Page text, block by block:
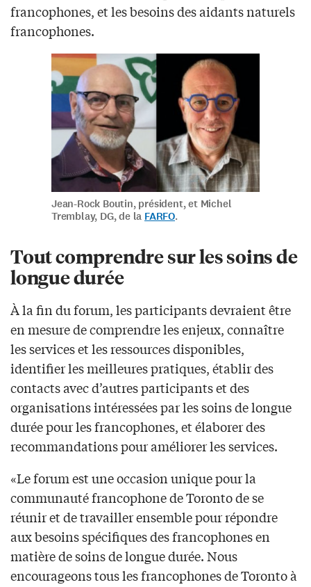
francophones, et les besoins des aidants naturels
francophones.
Jean-Rock Boutin, président, et Michel
Tremblay, DG, de la FARFO.
Tout comprendre sur les soins de
longue durée
À la fin du forum, les participants devraient être
en mesure de comprendre les enjeux, connaître
les services et les ressources disponibles,
identifier les meilleures pratiques, établir des
contacts avec d’autres participants et des
organisations intéressées par les soins de longue
durée pour les francophones, et élaborer des
recommandations pour améliorer les services.
«Le forum est une occasion unique pour la
communauté francophone de Toronto de se
réunir et de travailler ensemble pour répondre
aux besoins spécifiques des francophones en
matière de soins de longue durée. Nous
encourageons tous les francophones de Toronto à